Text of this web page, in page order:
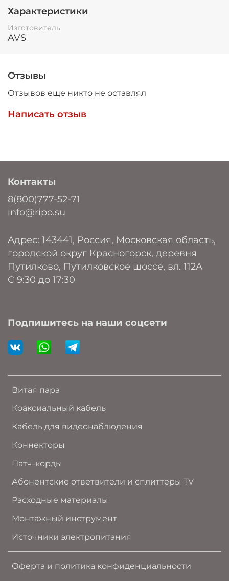
подключения видеокамер. Используется внутри
помещений.
Внешняя оболочка выполнена из не
соединений в процессе горения, исполнение
Центральный проводник – однопроволочный
наложена алюминиевая проволока
Оболочка – ппластикат не содержащий
галогенов (LSZH)
75 Ом.
Преимущества
Качество сигнала сохраняется при передаче его
на большие расстояния.
Гарантийный срок 5 лет
Минимальный срок эксплуатации не менее 15
лет
Характеристики
Изготовитель
AVS
Отзывы
Отзывов еще никто не оставлял
Написать отзыв
Витая пара
Коаксиальный кабель
Кабель для видеонаблюдения
Коннекторы
Патч-корды
Абонентские ответвители и сплиттеры TV
Расходные материалы
Монтажный инструмент
Источники электропитания
Оферта и политика конфиденциальности
Контакты
8(800)777-52-71
info@ripo.su
Адрес: 143441, Россия, Московская область,
городской округ Красногорск, деревня
Путилково, Путилковское шоссе, вл. 112А
C 9:30 до 17:30
Подпишитесь на наши соцсети